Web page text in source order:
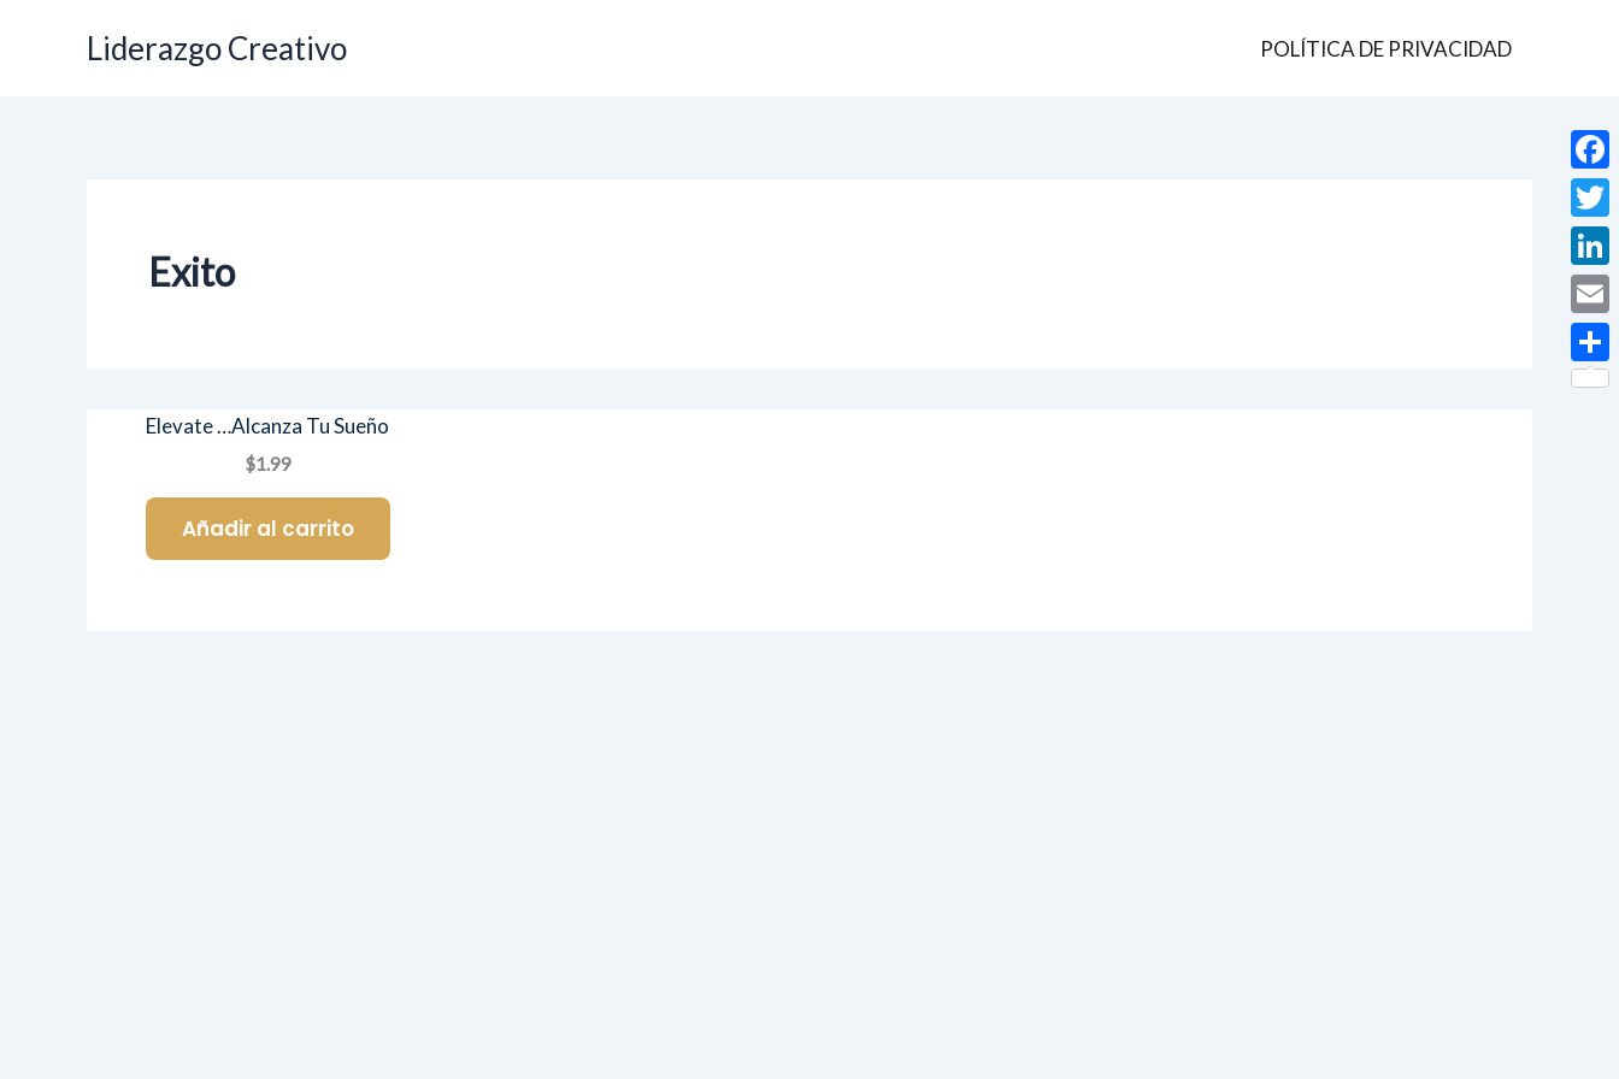
Liderazgo Creativo POLÍTICA DE PRIVACIDAD
Exito
Elevate …Alcanza Tu Sueño
$1.99
Añadir al carrito
Email